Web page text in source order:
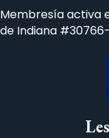
Membresía activa
de Indiana